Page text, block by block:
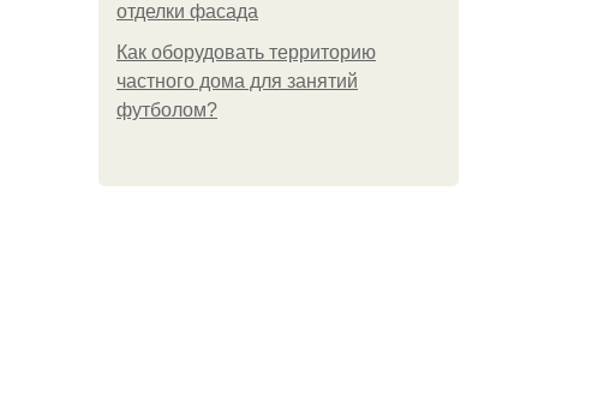
отделки фасада
Как оборудовать территорию
частного дома для занятий
футболом?